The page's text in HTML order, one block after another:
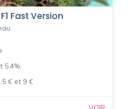
Fast Version
5.4%
€ et 9 €